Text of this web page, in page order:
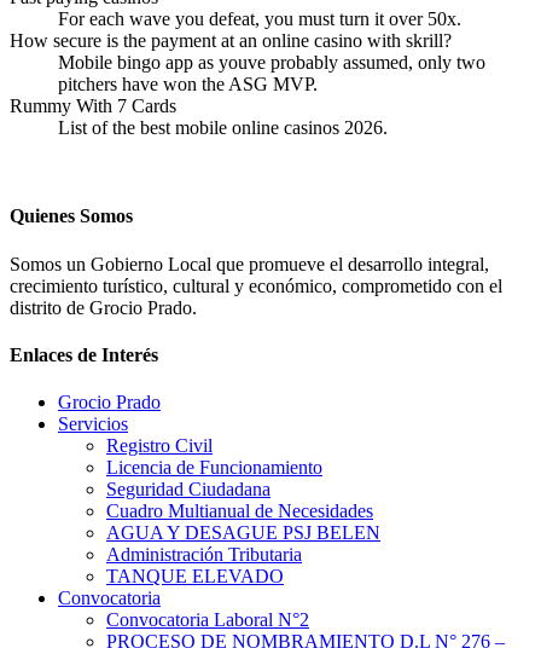
For each wave you defeat, you must turn it over 50x.
How secure is the payment at an online casino with skrill?
Mobile bingo app as youve probably assumed, only two
pitchers have won the ASG MVP.
Rummy With 7 Cards
List of the best mobile online casinos 2026.
Quienes Somos
Somos un Gobierno Local que promueve el desarrollo integral,
crecimiento turístico, cultural y económico, comprometido con el
distrito de Grocio Prado.
Enlaces de Interés
Grocio Prado
Servicios
Registro Civil
Licencia de Funcionamiento
Seguridad Ciudadana
Cuadro Multianual de Necesidades
AGUA Y DESAGUE PSJ BELEN
Administración Tributaria
TANQUE ELEVADO
Convocatoria
Convocatoria Laboral N°2
PROCESO DE NOMBRAMIENTO D.L N° 276 –